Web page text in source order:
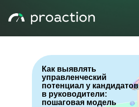
Как выявлять
управленческий
потенциал у кандидатов
в руководители:
пошаговая модель